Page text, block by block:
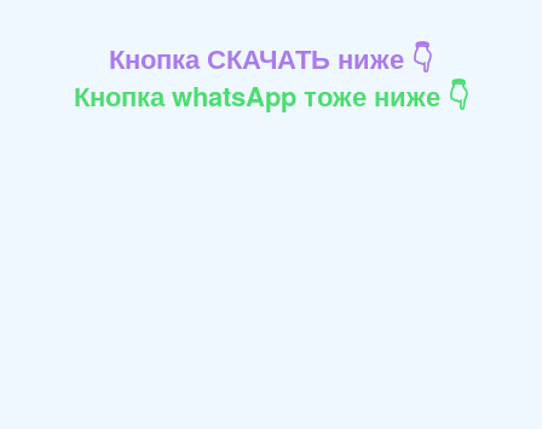
Кнопка СКАЧАТЬ ниже 👇
Кнопка whatsApp тоже ниже 👇